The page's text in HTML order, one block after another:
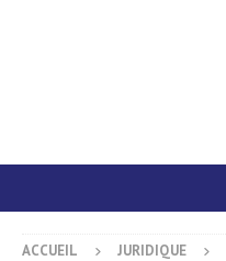
ACCUEIL JURIDIQUE